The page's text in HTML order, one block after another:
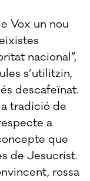
Vox un nou
nacional”,
s’utilitzin,
descafeïnat.
tradició de
a
que
de Jesucrist.
rossa